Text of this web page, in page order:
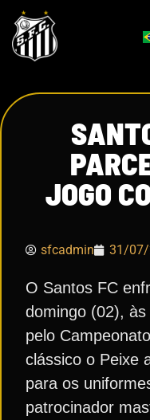
JOGO
sfcadmin 31/
O Santos FC
domingo (02),
pelo
clássico o Peixe
para os
patrocinador